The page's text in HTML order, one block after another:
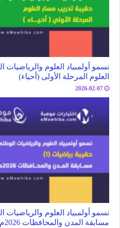
نسمو أولمبياد العلوم
العلوم المرحلة الأولى (أحياء)
2026-02-07
مسابقة المدن والمحافظات 2026م